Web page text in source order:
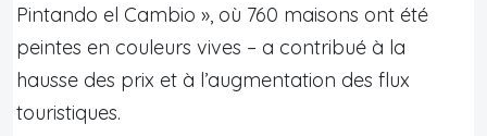
Pintando el Cambio », où 760 maisons ont été
peintes en couleurs vives – a contribué à la
hausse des prix et à l’augmentation des flux
touristiques.